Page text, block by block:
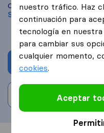
Compara Catradi con otras
Santander
Solicita
Escribe
nuestro tráfico. Haz
continuación para
tecnología en
para cambiar sus
cualquier momento,
cookies.
Aceptar